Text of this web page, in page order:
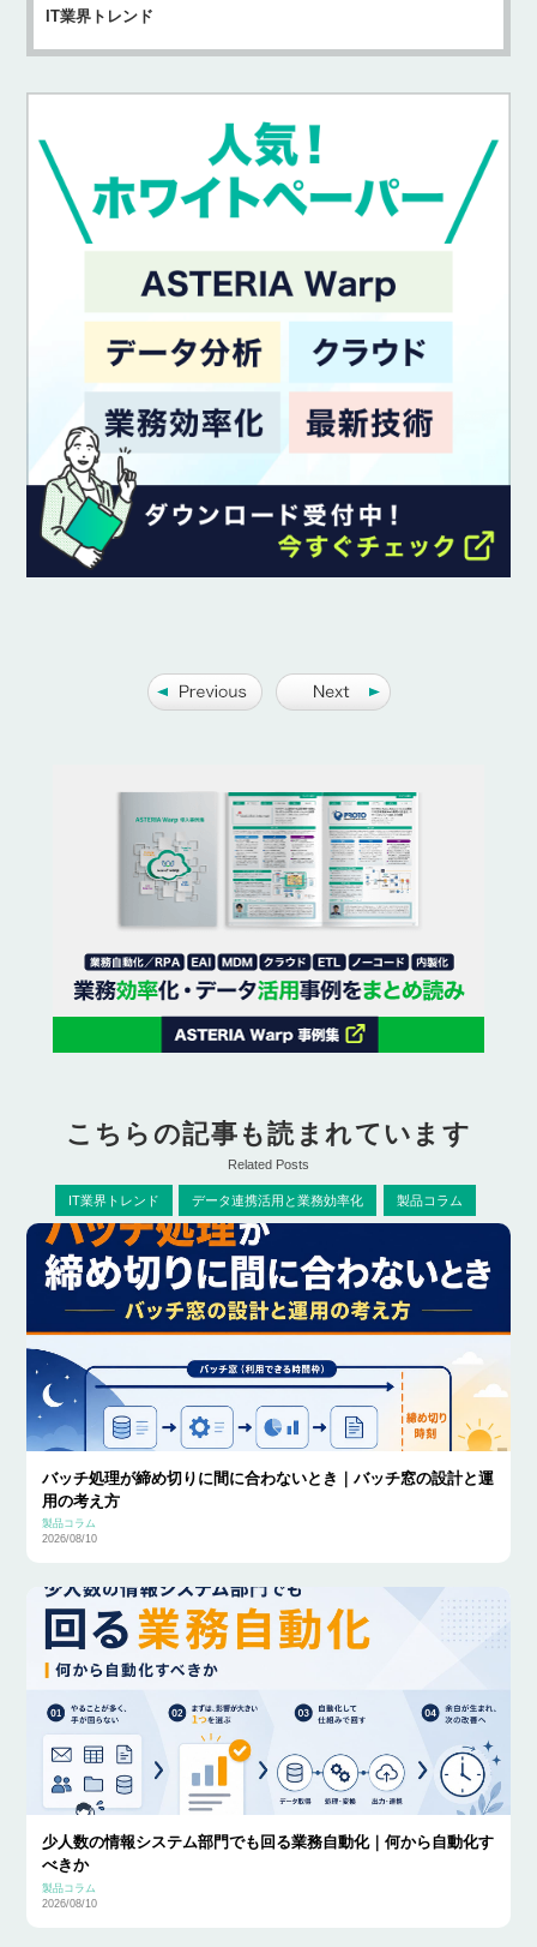
IT業界トレンド
こちらの記事も読まれています
Related Posts
IT業界トレンド データ連携活用と業務効率化 製品コラム
バッチ処理が締め切りに間に合わないとき｜バッチ窓の設計と運
用の考え方
製品コラム
2026/08/10
少人数の情報システム部門でも回る業務自動化｜何から自動化す
べきか
製品コラム
2026/08/10